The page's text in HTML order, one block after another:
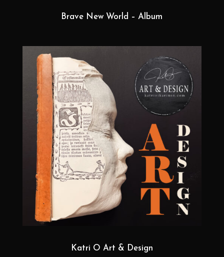
Brave New World – Album
Katri O Art & Design